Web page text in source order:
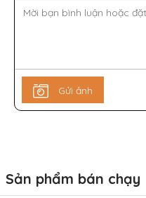
Gửi ảnh
Sản phẩm bán chạy